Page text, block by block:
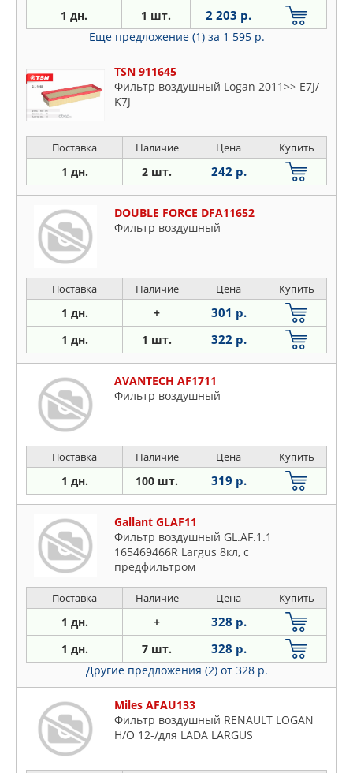
1 дн. 1 шт. 2 203 р.
Еще предложение (1) за 1 595 р.
TSN 911645
Фильтр воздушный Logan 2011>> E7J/
K7J
Поставка Наличие Цена Купить
1 дн. 2 шт. 242 р.
DOUBLE FORCE DFA11652
Фильтр воздушный
Поставка Наличие Цена Купить
1 дн. + 301 р.
1 дн. 1 шт. 322 р.
AVANTECH AF1711
Фильтр воздушный
Поставка Наличие Цена Купить
1 дн. 100 шт. 319 р.
Gallant GLAF11
Фильтр воздушный GL.AF.1.1
165469466R Largus 8кл, с
предфильтром
Поставка Наличие Цена Купить
1 дн. + 328 р.
1 дн. 7 шт. 328 р.
Другие предложения (2) от 328 р.
Miles AFAU133
Фильтр воздушный RENAULT LOGAN
Н/О 12-/для LADA LARGUS